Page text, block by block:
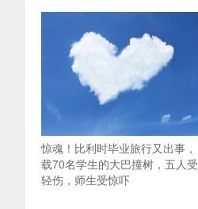
惊魂！比利时毕业旅行又出事，
载70名学生的大巴撞树，五人受
轻伤，师生受惊吓